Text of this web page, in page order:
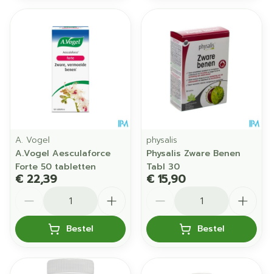
A. Vogel
A.Vogel Aesculaforce
Forte 50 tabletten
€ 22,39
Bestel
physalis
Physalis Zware Benen
Tabl 30
€ 15,90
Bestel